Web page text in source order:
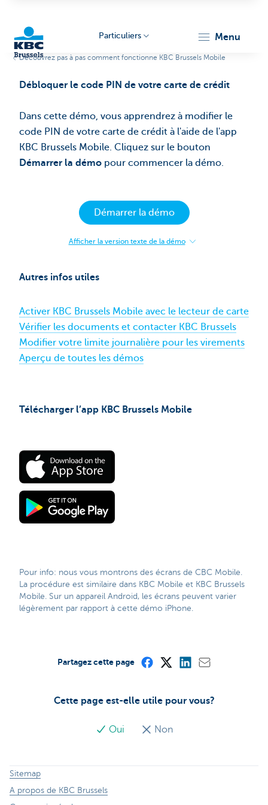
Particuliers menu
Découvrez pas à pas comment fonctionne KBC Brussels Mobile
Débloquer le code PIN de votre carte de crédit
Dans cette démo, vous apprendrez à modifier le
code PIN de votre carte de crédit à l'aide de l'app
KBC Brussels Mobile. Cliquez sur le bouton
Démarrer la démo pour commencer la démo.
Démarrer la démo
Afficher la version texte de la démo
:
carte
crédit
Autres infos utiles
Activer KBC Brussels Mobile avec le lecteur de carte
Vérifier les documents et contacter KBC Brussels
Modifier votre limite journalière pour les virements
Aperçu de toutes les démos
Télécharger l’app KBC Brussels Mobile
Pour info: nous vous montrons des écrans de CBC Mobile.
La procédure est similaire dans KBC Mobile et KBC Brussels
Mobile. Sur un appareil Android, les écrans peuvent varier
légèrement par rapport à cette démo iPhone.
Cette page est-elle utile pour vous?
Oui Non
Partagez cette page
Sitemap
A propos de KBC Brussels